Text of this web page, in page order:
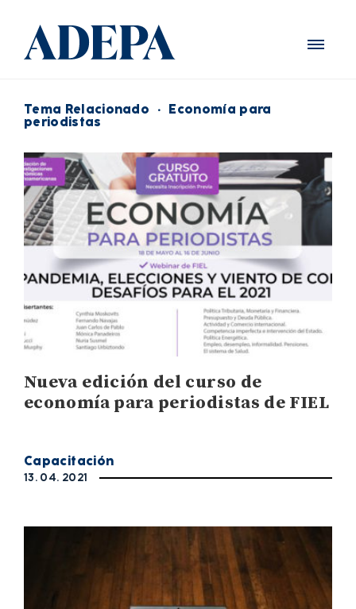
Tema Relacionado · Economía para
periodistas
Nueva edición del curso de
economía para periodistas de FIEL
Capacitación
13. 04. 2021